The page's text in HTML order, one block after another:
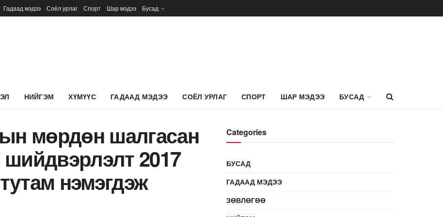
Гадаад мэдээ Соёл урлаг Спорт Шар мэдээ Бусад
НИЙГЭМ ХҮМҮҮС ГАДААД МЭДЭЭ СОЁЛ УРЛАГ СПОРТ ШАР МЭДЭЭ БУСАД
мөрдөн шалгасан
2017
нэмэгдэж
Categories
БУСАД
ГАДААД МЭДЭЭ
ЗӨВЛӨГӨӨ